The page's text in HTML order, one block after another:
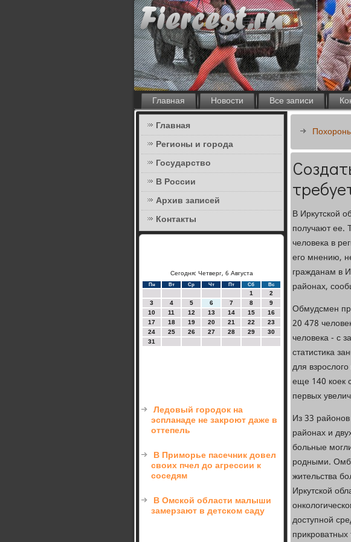
Главная Новости Все записи
Главная
Регионы и города
Государство
В России
Архив записей
Контакты
Сегодня: Четверг, 6 Августа
Пн Вт Ср Чт Пт Сб Вс
1
2
3
4 5 6 7 8
9
10
11 12 13 14 15
16
17
18 19 20 21 22
23
24
25 26 27 28 29
30
31
Ледовый городок на
эспланаде не закроют даже в
оттепель
В Приморье пасечник довел
своих пчел до агрессии к
соседям
В Омской области малыши
замерзают в детском саду
В Иркутской
получают ее.
человека в
его мнению,
гражданам в
районах,
Обмудсмен
20 478
человека - с
статистика
для
еще 140 коек
первых
Из 33
районах и
больные
родными.
жительства
Иркутской
доступной